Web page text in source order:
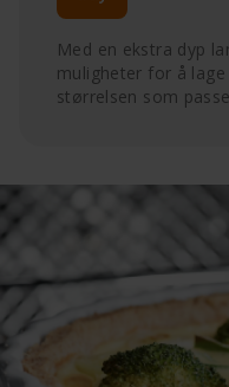
Med en ekstra dyp
muligheter for å
størrelsen som